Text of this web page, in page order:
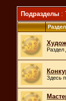
Подразделы :
Раздел
Раздел
Здесь